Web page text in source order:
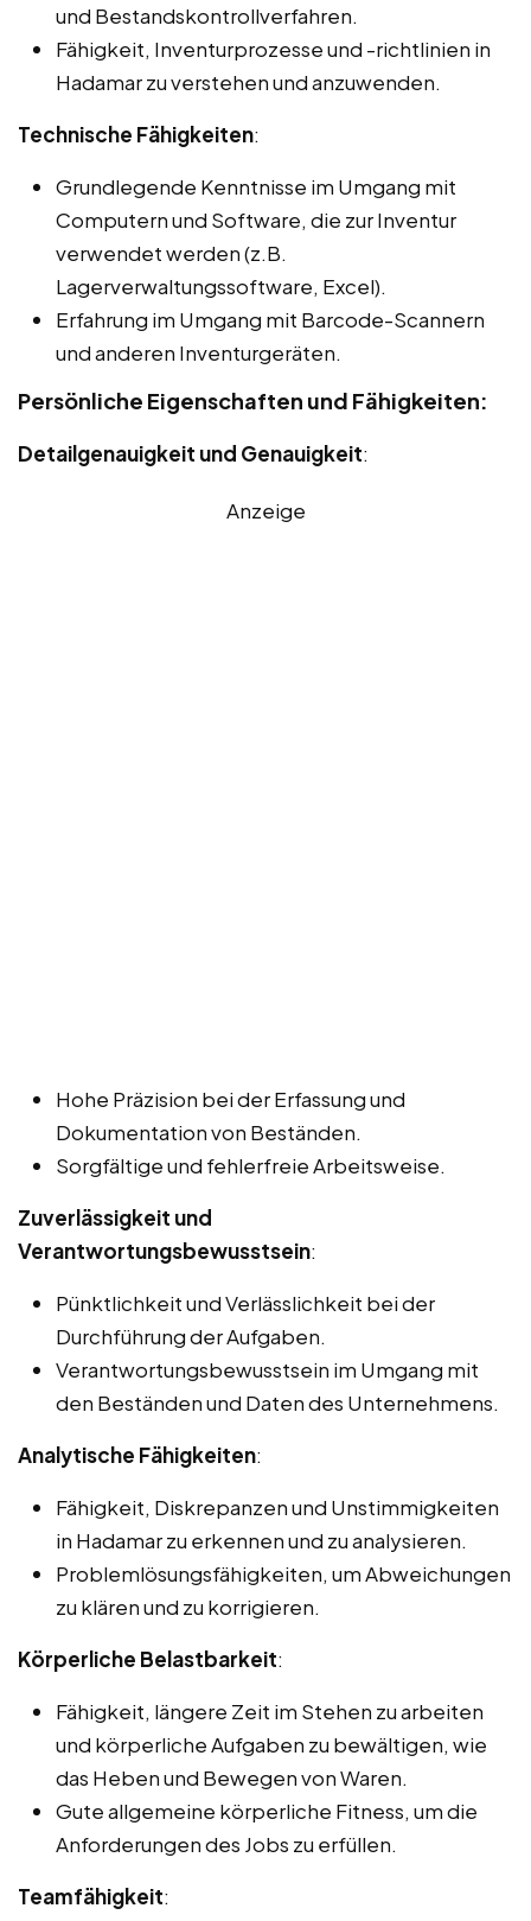
und Bestandskontrollverfahren.
Fähigkeit, Inventurprozesse und -richtlinien in
Hadamar zu verstehen und anzuwenden.
Technische Fähigkeiten:
Grundlegende Kenntnisse im Umgang mit
Computern und Software, die zur Inventur
verwendet werden (z.B.
Lagerverwaltungssoftware, Excel).
Erfahrung im Umgang mit Barcode-Scannern
und anderen Inventurgeräten.
Persönliche Eigenschaften und Fähigkeiten:
Detailgenauigkeit und Genauigkeit:
Anzeige
Hohe Präzision bei der Erfassung und
Dokumentation von Beständen.
Sorgfältige und fehlerfreie Arbeitsweise.
Zuverlässigkeit und
Verantwortungsbewusstsein:
Pünktlichkeit und Verlässlichkeit bei der
Durchführung der Aufgaben.
Verantwortungsbewusstsein im Umgang mit
den Beständen und Daten des Unternehmens.
Analytische Fähigkeiten:
Fähigkeit, Diskrepanzen und Unstimmigkeiten
in Hadamar zu erkennen und zu analysieren.
Problemlösungsfähigkeiten, um Abweichungen
zu klären und zu korrigieren.
Körperliche Belastbarkeit:
Fähigkeit, längere Zeit im Stehen zu arbeiten
und körperliche Aufgaben zu bewältigen, wie
das Heben und Bewegen von Waren.
Gute allgemeine körperliche Fitness, um die
Anforderungen des Jobs zu erfüllen.
Teamfähigkeit: